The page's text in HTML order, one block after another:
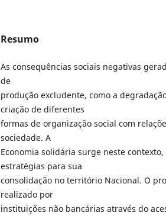
Resumo
As consequências sociais negativas
de
produção excludente, como a
criação de diferentes
formas de organização social com
sociedade. A
Economia solidária surge neste
estratégias para sua
consolidação no território Nacional. O
realizado por
instituições não bancárias através do